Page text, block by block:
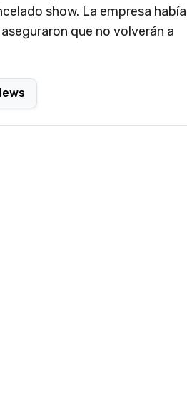
show. La empresa había
que no volverán a